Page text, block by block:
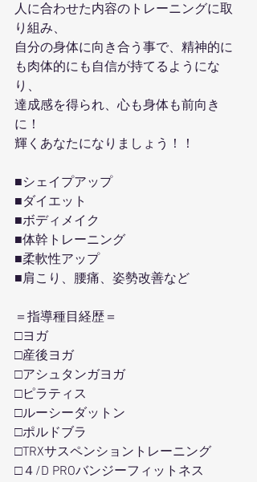
人に合わせた内容のトレーニングに取
り組み、
自分の身体に向き合う事で、精神的に
も肉体的にも自信が持てるようにな
り、
達成感を得られ、心も身体も前向き
に！
輝くあなたになりましょう！！
■シェイプアップ
■ダイエット
■ボディメイク
■体幹トレーニング
■柔軟性アップ
■肩こり、腰痛、姿勢改善など
＝指導種目経歴＝
□ヨガ
□産後ヨガ
□アシュタンガヨガ
□ピラティス
□ルーシーダットン
□ポルドブラ
□TRXサスペンショントレーニング
□４/D PROバンジーフィットネス